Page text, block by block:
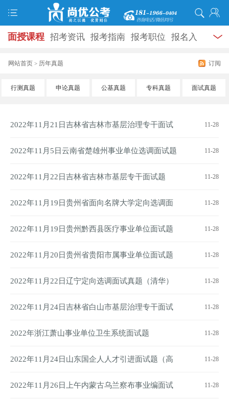
面授课程 招考资讯 报考指南 报考职位 报名入
口 打准考证 成绩查询 辅导
服务信息
网站首页 > 历年真题 订阅
行测真题 申论真题 公基真题 专科真题 面试真题
2022年11月21日吉林省吉林市基层治理专干面试
题
11-28
2022年11月5日云南省楚雄州事业单位选调面试题
（无领导小组讨论）
11-28
2022年11月22日吉林省吉林市基层专干面试题 11-28
2022年11月19日贵州省面向名牌大学定向选调面
试题（985）
11-28
2022年11月19日贵州黔西县医疗事业单位面试题 11-28
2022年11月20日贵州省贵阳市属事业单位面试题
（农业农村局）
11-28
2022年11月22日辽宁定向选调面试真题（清华） 11-28
2022年11月24日吉林省白山市基层治理专干面试
题
11-28
2022年浙江萧山事业单位卫生系统面试题 11-28
2022年11月24日山东国企人人才引进面试题（高
速集团安全岗）
11-28
2022年11月26日上午内蒙古乌兰察布事业编面试 11-28